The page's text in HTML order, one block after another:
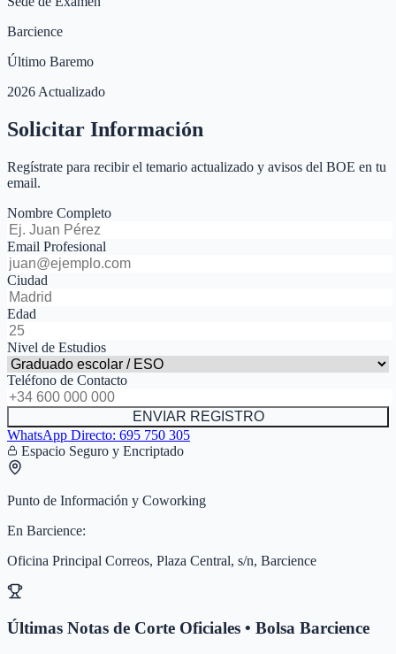
Barcience
Último Baremo
2026 Actualizado
Solicitar Información
Regístrate para recibir el temario actualizado y avisos del BOE en tu
email.
Nombre Completo
Email Profesional
Ciudad
Edad
Nivel de Estudios
Teléfono de Contacto
ENVIAR REGISTRO
WhatsApp Directo: 695 750 305
Espacio Seguro y Encriptado
Punto de Información y Coworking
En Barcience:
Oficina Principal Correos, Plaza Central, s/n, Barcience
Últimas Notas de Corte Oficiales • Bolsa Barcience